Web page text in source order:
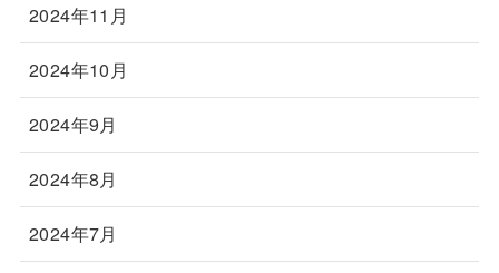
2024年11月
2024年10月
2024年9月
2024年8月
2024年7月